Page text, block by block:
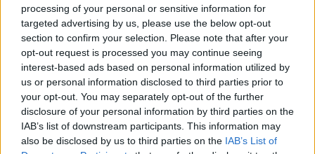
processing of your personal or sensitive information for
targeted advertising by us, please use the below opt-out
section to confirm your selection. Please note that after your
opt-out request is processed you may continue seeing
interest-based ads based on personal information utilized by
us or personal information disclosed to third parties prior to
your opt-out. You may separately opt-out of the further
disclosure of your personal information by third parties on the
IAB’s list of downstream participants. This information may
also be disclosed by us to third parties on the IAB’s List of